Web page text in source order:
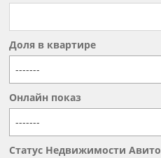
Доля в квартире
-------
Онлайн показ
-------
Статус Недвижимости Авито